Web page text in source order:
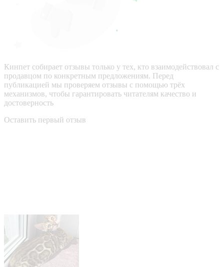
Кинпет собирает отзывы только у тех, кто взаимодействовал с
продавцом по конкретным предложениям. Перед
публикацией мы проверяем отзывы с помощью трёх
механизмов, чтобы гарантировать читателям качество и
достоверность
Оставить первый отзыв